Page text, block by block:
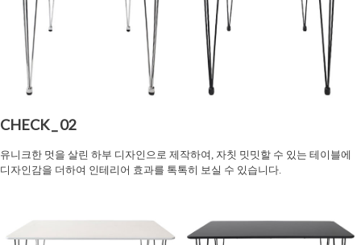
CHECK _ 02
유니크한 멋을 살린 하부 디자인으로 제작하여, 자칫 밋밋할 수 있는 테이블에
디자인감을 더하여 인테리어 효과를 톡톡히 보실 수 있습니다.